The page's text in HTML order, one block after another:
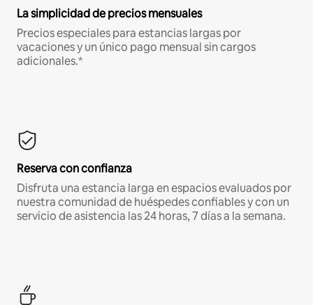
La simplicidad de precios mensuales
Precios especiales para estancias largas por
vacaciones y un único pago mensual sin cargos
adicionales.*
Reserva con confianza
Disfruta una estancia larga en espacios evaluados por
nuestra comunidad de huéspedes confiables y con un
servicio de asistencia las 24 horas, 7 días a la semana.